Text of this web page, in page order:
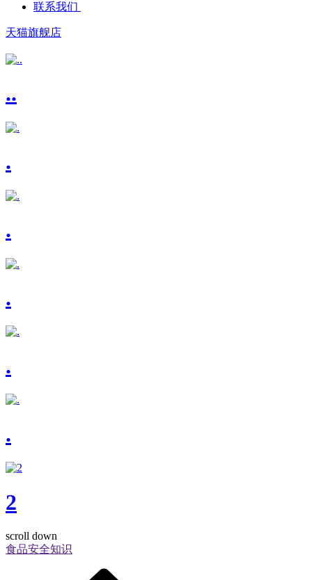
联系我们
天猫旗舰店
..
.
.
.
.
.
2
scroll down
食品安全知识